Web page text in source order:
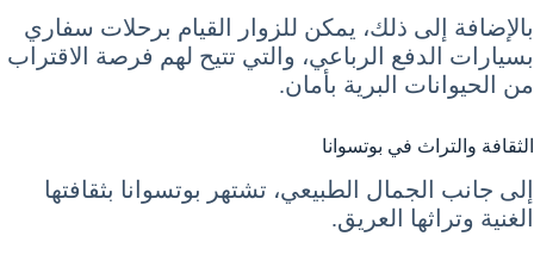
بالإضافة إلى ذلك، يمكن للزوار القيام برحلات سفاري
بسيارات الدفع الرباعي، والتي تتيح لهم فرصة الاقتراب
من الحيوانات البرية بأمان.
الثقافة والتراث في بوتسوانا
إلى جانب الجمال الطبيعي، تشتهر بوتسوانا بثقافتها
الغنية وتراثها العريق.